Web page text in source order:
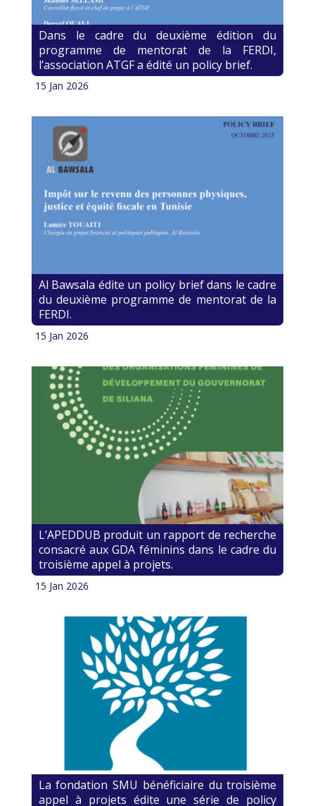
Dans le cadre du deuxième édition du
programme de mentorat de la FERDI,
l’association ATGF a édité un policy brief.
15 Jan 2026
Al Bawsala édite un policy brief dans le cadre
du deuxième programme de mentorat de la
FERDI.
15 Jan 2026
L’APEDDUB produit un rapport de recherche
consacré aux GDA féminins dans le cadre du
troisième appel à projets.
15 Jan 2026
La fondation SMU bénéficiaire du troisième
appel à projets édite une série de policy